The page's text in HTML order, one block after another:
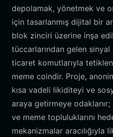
depolamak, yönetmek ve
için tasarlanmış dijital bir
blok zinciri üzerine inşa
tüccarlarından gelen
ticaret komutlarıyla
meme coindir. Proje,
kısa vadeli likiditeyi ve
araya getirmeye
ve meme topluluklarını
mekanizmalar aracılığıyla